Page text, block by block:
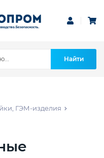
Найти
ГЭМ-изделия